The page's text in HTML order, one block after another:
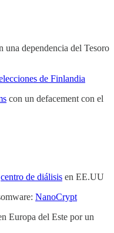
una dependencia del Tesoro
de Finlandia
con un defacement con el
centro de diálisis en EE.UU
NanoCrypt
Europa del Este por un